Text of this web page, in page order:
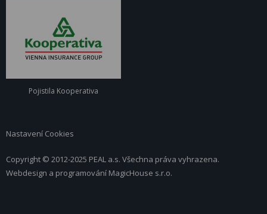
Pojistila Kooperativa
Nastavení Cookies
Copyright © 2012-2025 PEAL a.s. Všechna práva vyhrazena.
Webdesign a programování MagicHouse s.r.o.